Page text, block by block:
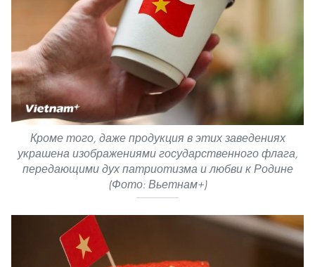
Кроме того, даже продукция в этих заведениях
украшена изображениями государственного флага,
передающими дух патриотизма и любви к Родине
(Фото: Вьетнам+)